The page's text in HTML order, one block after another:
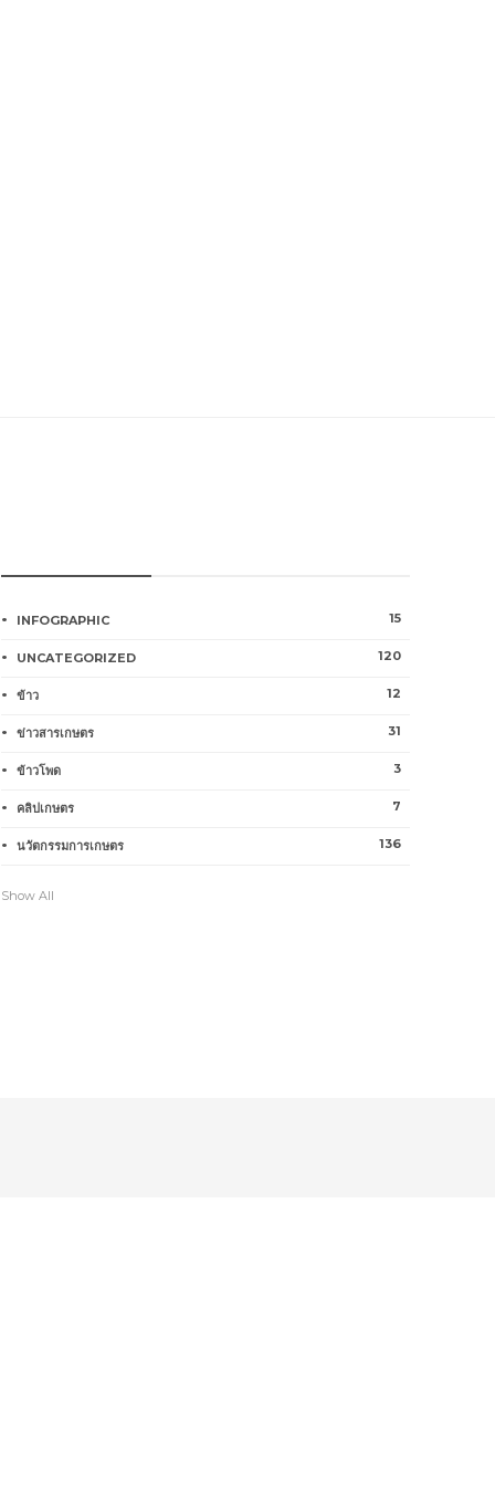
INFOGRAPHIC 15
UNCATEGORIZED 120
ข้าว 12
ข่าวสารเกษตร 31
ข้าวโพด 3
คลิปเกษตร 7
นวัตกรรมการเกษตร 136
Show All